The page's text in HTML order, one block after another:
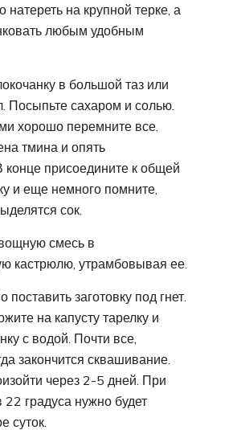
натереть на крупной терке, а
любым удобным
в большой таз или
Посыпьте сахаром и солью.
хорошо перемните все.
тмина и опять
конце присоедините к общей
и еще немного помните,
сок.
смесь в
кастрюлю, утрамбовывая ее.
заготовку под гнет.
на капусту тарелку и
с водой. Почти все,
закончится сквашивание.
через 2-5 дней. При
22 градуса нужно будет
суток.